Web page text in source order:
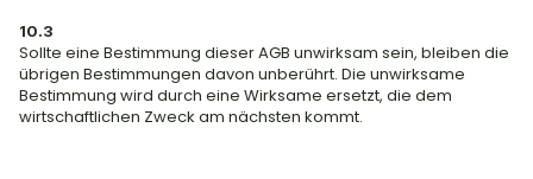
10.3
Sollte eine Bestimmung dieser AGB unwirksam sein, bleiben die
übrigen Bestimmungen davon unberührt. Die unwirksame
Bestimmung wird durch eine Wirksame ersetzt, die dem
wirtschaftlichen Zweck am nächsten kommt.